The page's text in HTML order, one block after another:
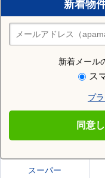
新着物
新着メール
ス
プ
同意
住みたい街の店舗を探す
店舗検索
住む街研究所で小倉
小倉台駅の施設一覧
スーパー